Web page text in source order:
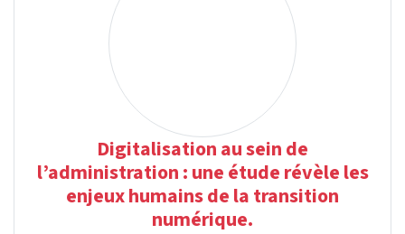
Digitalisation au sein de
l’administration : une étude révèle les
enjeux humains de la transition
numérique.